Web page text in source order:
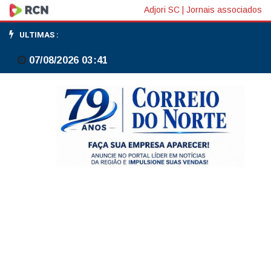
Homem
é
indiciado
chantagear
Adjori SC Jornais associados
ULTIMAS :
07/08/2026 03:41